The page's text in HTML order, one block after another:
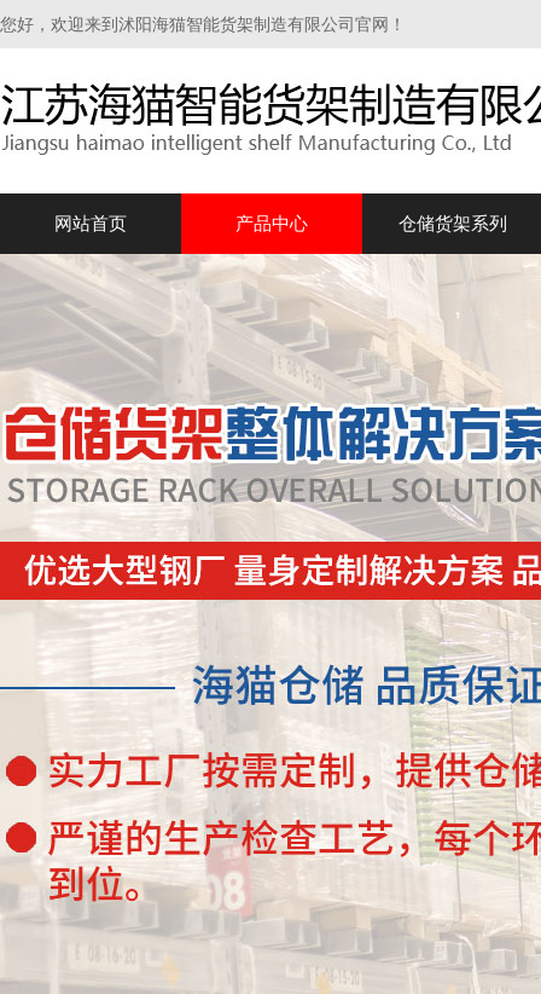
您好，欢迎来到沭阳海猫智能货架制造有限公司官网！
网站首页 产品中心 仓储货架系列